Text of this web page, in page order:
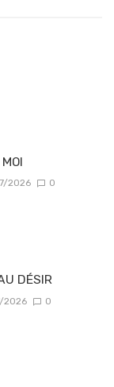
2026 0
DÉSIR
2026 0